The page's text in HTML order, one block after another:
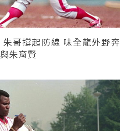
哥撐起防線 味全龍外野奔
朱育賢